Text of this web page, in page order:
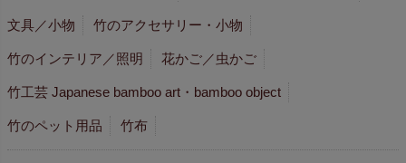
文具／小物 竹のアクセサリー・小物
竹のインテリア／照明 花かご／虫かご
竹工芸 Japanese bamboo art・bamboo object
竹のペット用品 竹布